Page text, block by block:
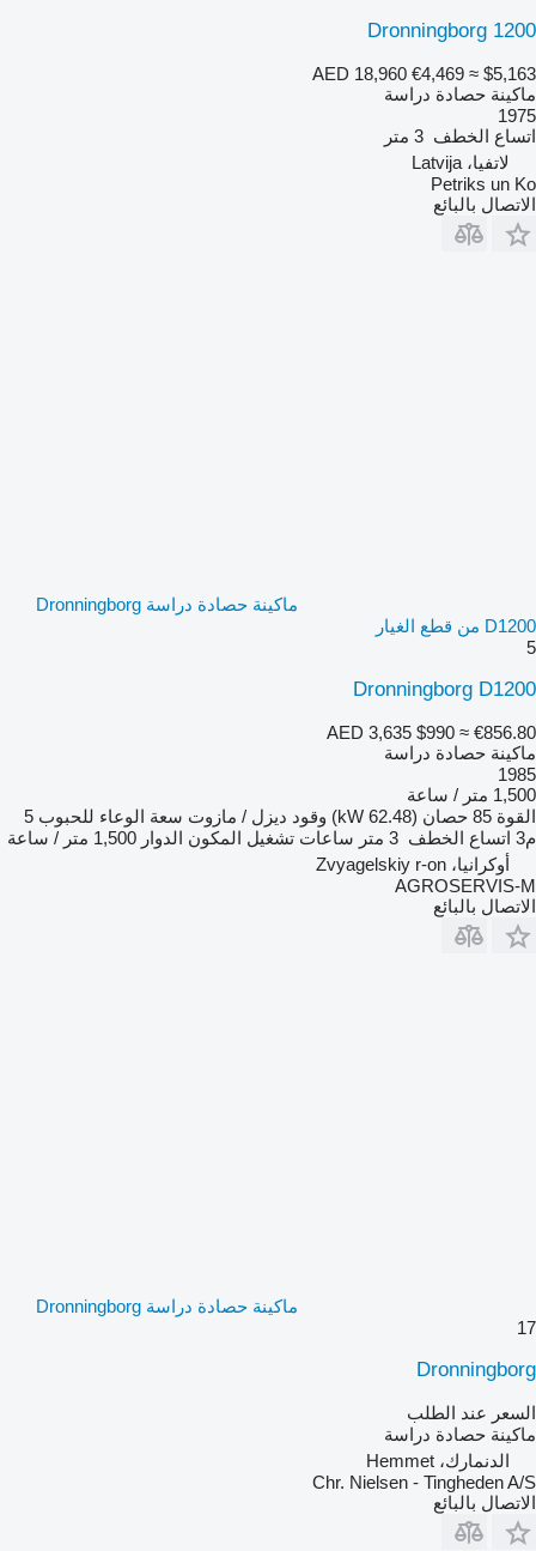
Dronningborg 1200
AED 18,960 €4,469 ≈ $5,163
ماكينة حصادة دراسة
1975
اتساع الخطف 3 متر
لاتفيا، Latvija
Petriks un Ko
الاتصال بالبائع
ماكينة حصادة دراسة Dronningborg
D1200 من قطع الغيار
5
Dronningborg D1200
AED 3,635 $990 ≈ €856.80
ماكينة حصادة دراسة
1985
1,500 متر / ساعة
القوة 85 حصان (62.48 kW) وقود ديزل / مازوت سعة الوعاء للحبوب 5
م3
اتساع الخطف 3 متر ساعات تشغيل المكون الدوار 1,500 متر / ساعة
أوكرانيا، Zvyagelskiy r-on
AGROSERVIS-M
الاتصال بالبائع
ماكينة حصادة دراسة Dronningborg
17
Dronningborg
السعر عند الطلب
ماكينة حصادة دراسة
الدنمارك، Hemmet
Chr. Nielsen - Tingheden A/S
الاتصال بالبائع